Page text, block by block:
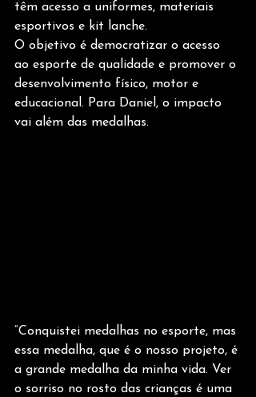
têm acesso a uniformes, materiais
esportivos e kit lanche.
O objetivo é democratizar o acesso
ao esporte de qualidade e promover o
desenvolvimento físico, motor e
educacional. Para Daniel, o impacto
vai além das medalhas.
“Conquistei medalhas no esporte, mas
essa medalha, que é o nosso projeto, é
a grande medalha da minha vida. Ver
o sorriso no rosto das crianças é uma